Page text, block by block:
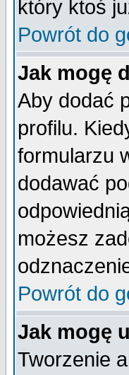
który ktoś
Powrót do
Jak mogę
Aby dodać
profilu.
formularzu
dodawać
możesz
Powrót do
Jak mogę
Tworzenie